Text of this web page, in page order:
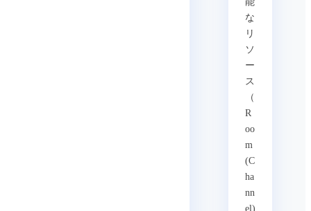
な
リ
ソ
ー
ス
（
R
oo
m
(C
ha
nn
el)